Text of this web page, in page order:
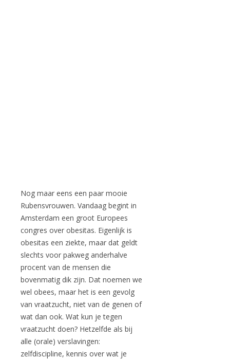
Nog maar eens een paar mooie
Rubensvrouwen. Vandaag begint in
Amsterdam een groot Europees
congres over obesitas. Eigenlijk is
obesitas een ziekte, maar dat geldt
slechts voor pakweg anderhalve
procent van de mensen die
bovenmatig dik zijn. Dat noemen we
wel obees, maar het is een gevolg
van vraatzucht, niet van de genen of
wat dan ook. Wat kun je tegen
vraatzucht doen? Hetzelfde als bij
alle (orale) verslavingen:
zelfdiscipline, kennis over wat je